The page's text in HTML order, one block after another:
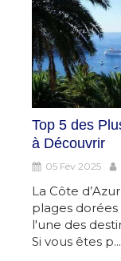
Top 5 des
à Découvrir
05 Fév 2025
La Côte
plages
l'une des
Si vous êtes p...